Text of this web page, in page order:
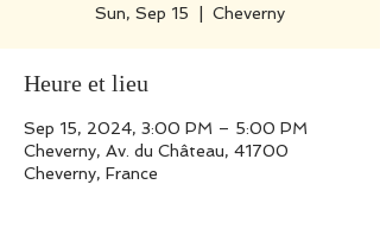
Sun, Sep 15 Cheverny
Heure et lieu
Sep 15, 2024, 3:00 PM – 5:00 PM
Cheverny, Av. du Château, 41700
Cheverny, France